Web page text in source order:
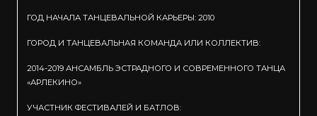
ГОД НАЧАЛА ТАНЦЕВАЛЬНОЙ КАРЬЕРЫ: 2010
ГОРОД И ТАНЦЕВАЛЬНАЯ КОМАНДА ИЛИ КОЛЛЕКТИВ:
2014-2019 АНСАМБЛЬ ЭСТРАДНОГО И СОВРЕМЕННОГО ТАНЦА
«АРЛЕКИНО»
УЧАСТНИК ФЕСТИВАЛЕЙ И БАТЛОВ: